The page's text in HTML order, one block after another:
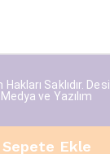
Sepete Ekle
Saklıdır.
Medya ve Yazılım